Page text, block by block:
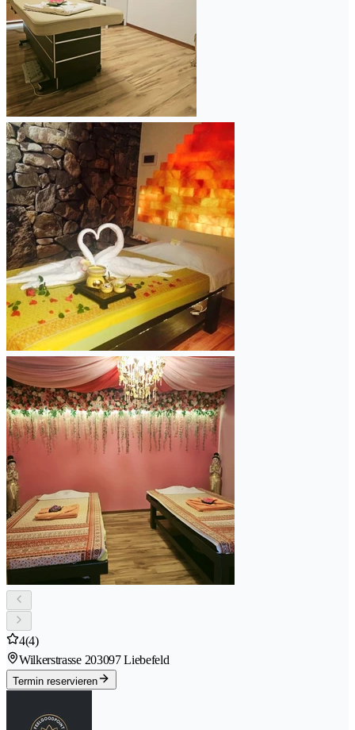
4(4)
Wilkerstrasse 203097 Liebefeld
Termin reservieren